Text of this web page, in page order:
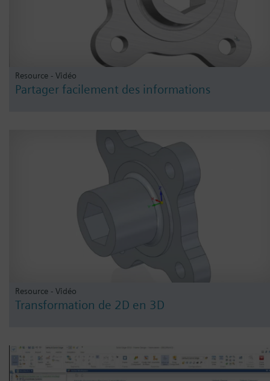
Resource - Vidéo
Partager facilement des informations
Resource - Vidéo
Transformation de 2D en 3D